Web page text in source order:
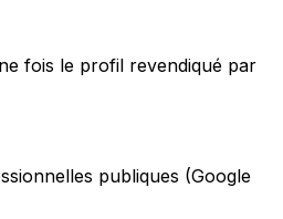
fois le profil revendiqué par
publiques (Google